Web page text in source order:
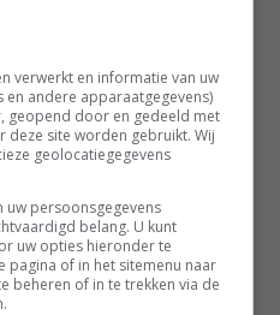
gaat heerlijk ruiken.
dat je gebruikt
verwerkt en informatie van uw
en andere apparaatgegevens)
geopend door en gedeeld met
site worden gebruikt. Wij
geolocatiegegevens
uw persoonsgegevens
belang. U kunt
uw opties hieronder te
pagina of in het sitemenu naar
beheren of in te trekken via de